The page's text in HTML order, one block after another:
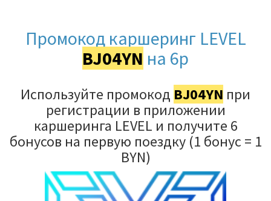
Промокод каршеринг LEVEL
BJ04YN на 6р
Используйте промокод BJ04YN при
регистрации в приложении
каршеринга LEVEL и получите 6
бонусов на первую поездку (1 бонус = 1
BYN)